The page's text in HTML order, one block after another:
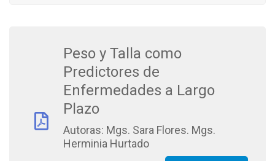
Peso y Talla como
Predictores de
Enfermedades a Largo
Plazo
Autoras: Mgs. Sara Flores. Mgs.
Herminia Hurtado